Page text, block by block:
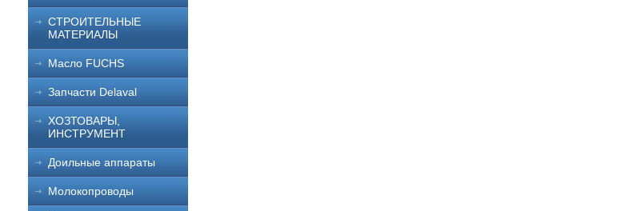
СТРОИТЕЛЬНЫЕ
МАТЕРИАЛЫ
Масло FUCHS
Запчасти Delaval
ХОЗТОВАРЫ,
ИНСТРУМЕНТ
Доильные аппараты
Молокопроводы